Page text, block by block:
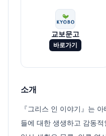
교보문고
바로가기
소개
『그리스 인 이야기』는
들에 대한 생생하고 감동